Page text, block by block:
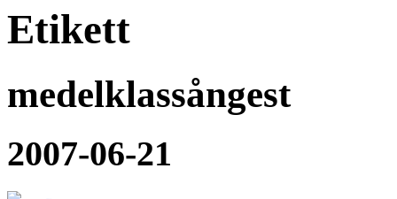
Etikett
medelklassångest
2007-06-21